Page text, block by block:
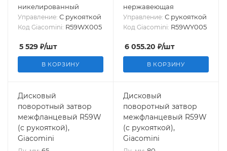
никелированный
Управление: С рукояткой
Код Giacomini: R59WX005
5 529 ₽/шт
В КОРЗИНУ
нержавеющая
Управление: С рукояткой
Код Giacomini: R59WY005
6 055.20 ₽/шт
В КОРЗИНУ
Дисковый
поворотный затвор
межфланцевый R59W
(с рукояткой),
Giacomini
Дисковый
поворотный затвор
межфланцевый R59W
(с рукояткой),
Giacomini